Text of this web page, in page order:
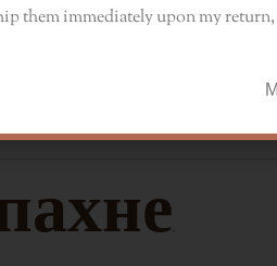
і косметики.
аромат при низьких
them immediately upon my